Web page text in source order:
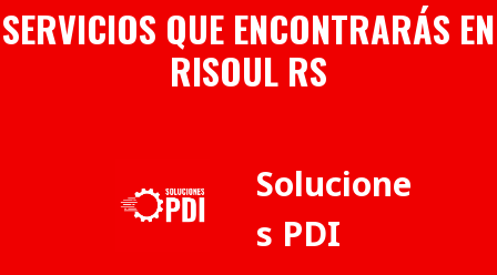
SERVICIOS QUE ENCONTRARÁS EN
RISOUL RS
Solucione
s PDI